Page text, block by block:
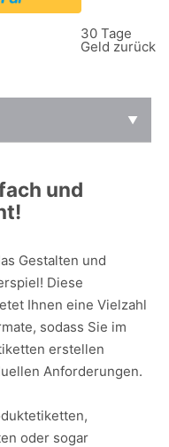
30 Tage
Geld zurück
und
Gestalten und
Diese
Ihnen eine Vielzahl
sodass Sie im
erstellen
Anforderungen.
oder sogar